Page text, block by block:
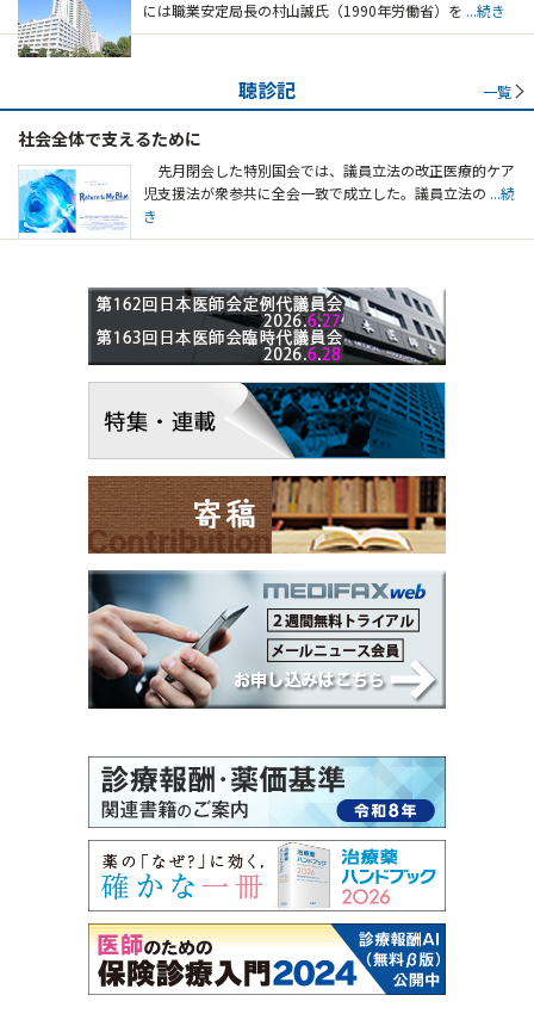
には職業安定局長の村山誠氏（1990年労働省）を ...続き
聴診記 一覧
社会全体で支えるために
先月閉会した特別国会では、議員立法の改正医療的ケア
児支援法が衆参共に全会一致で成立した。議員立法の ...続
き